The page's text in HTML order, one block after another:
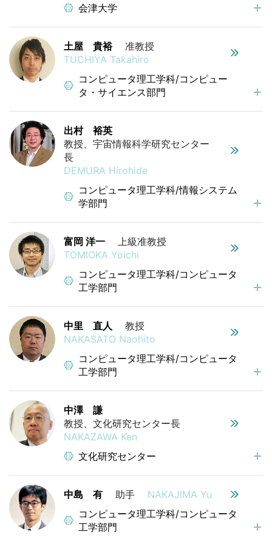
会津大学
土屋 貴裕
准教授
TUCHIYA Takahiro
コンピュータ理工学科/コンピュー
タ・サイエンス部門
出村 裕英
教授、宇宙情報科学研究センター
長
DEMURA Hirohide
コンピュータ理工学科/情報システム
学部門
富岡 洋一
上級准教授
TOMIOKA Yoichi
コンピュータ理工学科/コンピュータ
工学部門
中里 直人
教授
NAKASATO Naohito
コンピュータ理工学科/コンピュータ
工学部門
中澤 謙
教授、文化研究センター長
NAKAZAWA Ken
文化研究センター
中島 有 助手
NAKAJIMA Yu
コンピュータ理工学科/コンピュータ
工学部門